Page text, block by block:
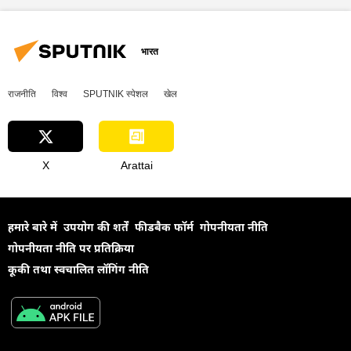
भारत
राजनीति विश्व SPUTNIK स्पेशल खेल
X Arattai
हमारे बारे में उपयोग की शर्तें फीडबैक फॉर्म गोपनीयता नीति
गोपनीयता नीति पर प्रतिक्रिया
कूकी तथा स्वचालित लॉगिंग नीति